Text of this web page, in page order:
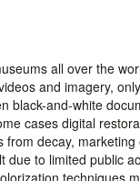
all over the
and imagery,
black-and-white
cases digital
from decay,
due to limited public
techniques